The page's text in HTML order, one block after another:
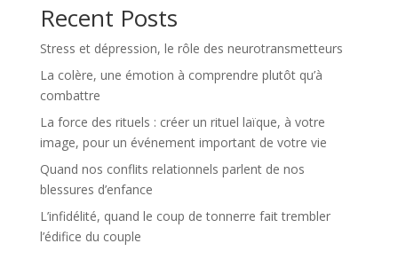
Recent Posts
Stress et dépression, le rôle des neurotransmetteurs
La colère, une émotion à comprendre plutôt qu’à
combattre
La force des rituels : créer un rituel laïque, à votre
image, pour un événement important de votre vie
Quand nos conflits relationnels parlent de nos
blessures d’enfance
L’infidélité, quand le coup de tonnerre fait trembler
l’édifice du couple